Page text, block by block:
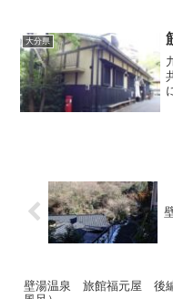
大分県
壁湯温泉 旅館福元屋 後